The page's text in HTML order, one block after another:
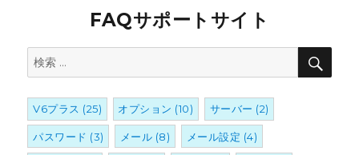
FAQサポートサイト
検
索:
検
V6プラス (25) オプション (10) サーバー (2)
パスワード (3) メール (8) メール設定 (4)